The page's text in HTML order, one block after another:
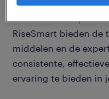
De
RiseSmart bieden de
middelen en de
consistente,
ervaring te bieden in